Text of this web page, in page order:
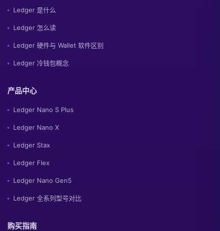
Ledger 是什么
Ledger 怎么读
Ledger 硬件与 Wallet 软件区别
Ledger 冷钱包概念
产品中心
Ledger Nano S Plus
Ledger Nano X
Ledger Stax
Ledger Flex
Ledger Nano Gen5
Ledger 全系列型号对比
购买指南